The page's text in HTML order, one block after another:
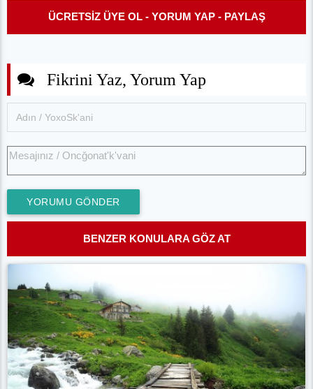
YORUMU GÖNDER
BENZER KONULARA GÖZ AT
ELEVİT YAYLASI DOĞU KARADENİZ'İN